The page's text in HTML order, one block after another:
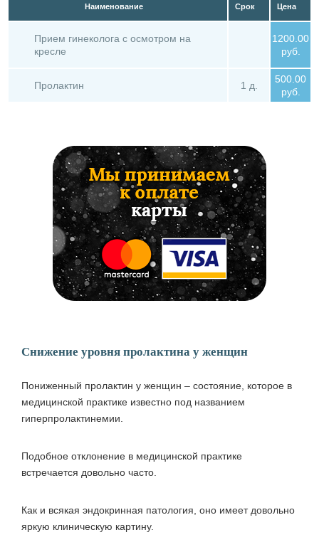
Наименование Срок Цена
Прием гинеколога с осмотром на
кресле
1200.00
руб.
Пролактин 1 д.
500.00
руб.
Снижение уровня пролактина у женщин
Пониженный пролактин у женщин – состояние, которое в
медицинской практике известно под названием
гиперпролактинемии.
Подобное отклонение в медицинской практике
встречается довольно часто.
Как и всякая эндокринная патология, оно имеет довольно
яркую клиническую картину.